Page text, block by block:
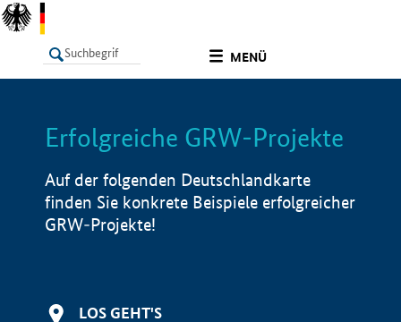
MENÜ
LISTE Info
Erfolgreiche GRW-Projekte
Auf der folgenden Deutschlandkarte
finden Sie konkrete Beispiele erfolgreicher
GRW-Projekte!
LOS GEHT'S